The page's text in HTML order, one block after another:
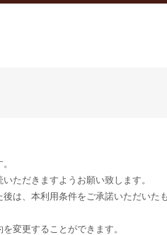
ただきますようお願い致します。
は、本利用条件をご承諾いただいた
変更することができます。